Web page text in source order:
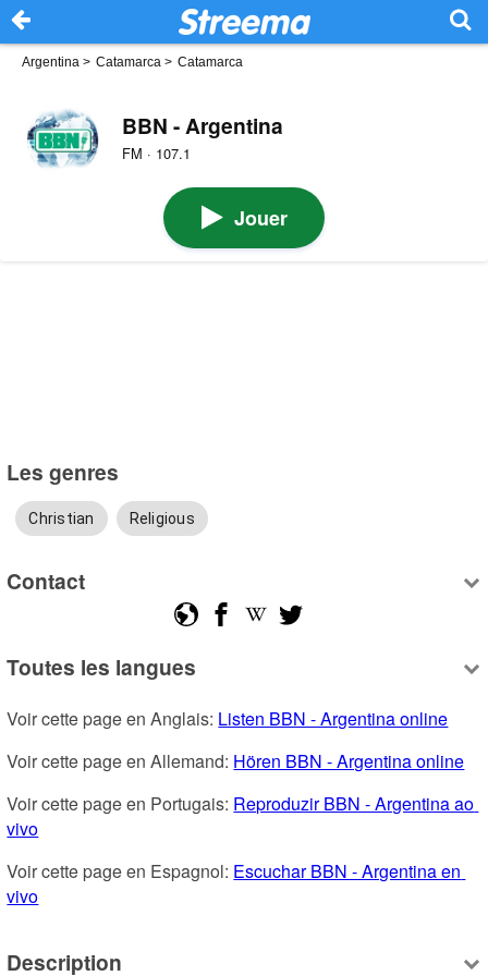
Argentina > Catamarca > Catamarca
BBN - Argentina
FM · 107.1
Jouer
Les genres
Christian Religious
Contact
Toutes les langues
Voir cette page en Anglais: Listen BBN - Argentina online
Voir cette page en Allemand: Hören BBN - Argentina online
Voir cette page en Portugais: Reproduzir BBN - Argentina ao
vivo
Voir cette page en Espagnol: Escuchar BBN - Argentina en
vivo
Description